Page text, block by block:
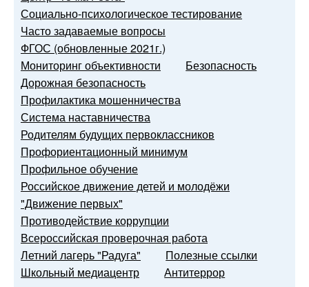
Социально-психологическое тестирование
Часто задаваемые вопросы
ФГОС (обновленные 2021г.)
Мониторинг объективности
Безопасность
Дорожная безопасность
Профилактика мошенничества
Система наставничества
Родителям будущих первоклассников
Профориентационный минимум
Профильное обучение
Российское движение детей и молодёжи
"Движение первых"
Противодействие коррупции
Всероссийская проверочная работа
Летний лагерь "Радуга"
Полезные ссылки
Школьный медиацентр
Антитеррор